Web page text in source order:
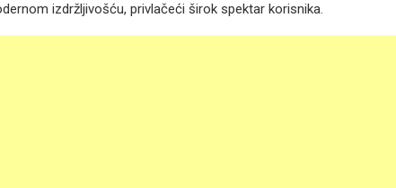
izdržljivošću, privlačeći širok spektar korisnika.